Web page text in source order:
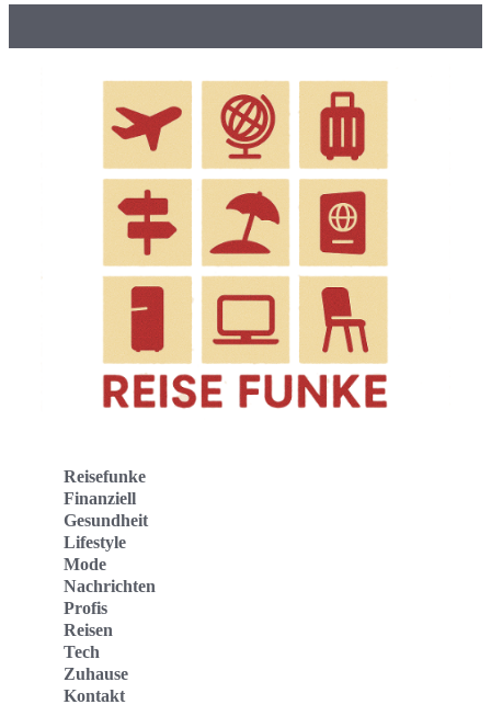
Reisefunke
Finanziell
Gesundheit
Lifestyle
Mode
Nachrichten
Profis
Reisen
Tech
Zuhause
Kontakt